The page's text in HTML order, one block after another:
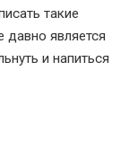
такие
давно является
и напиться